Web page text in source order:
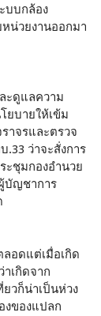
บบกล้อง
น่วยงานออกมา
ะดูแลความ
ยบายให้เข้ม
าจรและตรวจ
ว่าจะสั่งการ
ะชุมกองอำนวย
บัญชาการ
อดแต่เมื่อเกิด
าเกิดจาก
ยวก็น่าเป็นห่วง
งของแปลก